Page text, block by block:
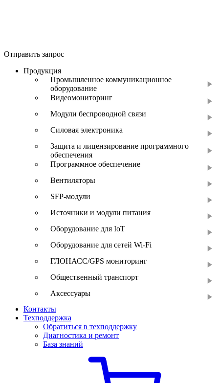
Отправить запрос
Продукция
Промышленное коммуникационное
оборудование
Видеомониторинг
Модули беспроводной связи
Силовая электроника
Защита и лицензирование программного
обеспечения
Программное обеспечение
Вентиляторы
SFP-модули
Источники и модули питания
Оборудование для IoT
Оборудование для сетей Wi-Fi
ГЛОНАСС/GPS мониторинг
Общественный транспорт
Аксессуары
Контакты
Техподдержка
Обратиться в техподдержку
Диагностика и ремонт
База знаний